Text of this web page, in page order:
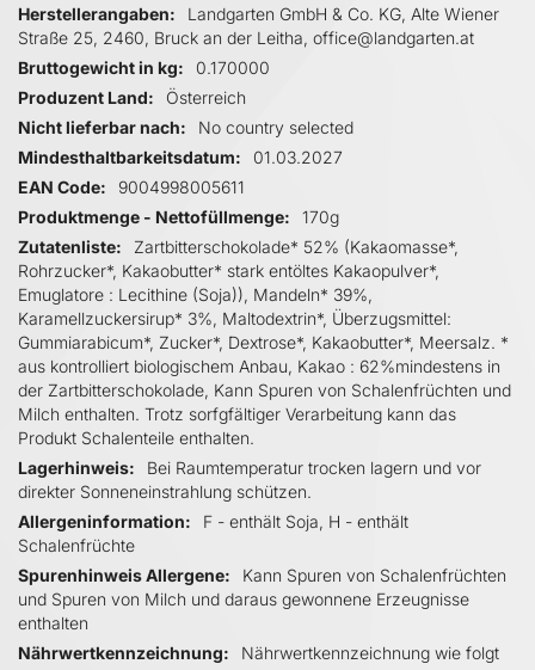
Herstellerangaben
Landgarten GmbH & Co. KG, Alte Wiener
Straße 25, 2460, Bruck an der Leitha, office@landgarten.at
Bruttogewicht in kg
0.170000
Produzent Land
Österreich
Nicht lieferbar nach
No country selected
Mindesthaltbarkeitsdatum
01.03.2027
EAN Code
9004998005611
Produktmenge - Nettofüllmenge
170g
Zutatenliste
Zartbitterschokolade* 52% (Kakaomasse*,
Rohrzucker*, Kakaobutter* stark entöltes Kakaopulver*,
Emuglatore : Lecithine (Soja)), Mandeln* 39%,
Karamellzuckersirup* 3%, Maltodextrin*, Überzugsmittel:
Gummiarabicum*, Zucker*, Dextrose*, Kakaobutter*, Meersalz. *
aus kontrolliert biologischem Anbau, Kakao : 62%mindestens in
der Zartbitterschokolade, Kann Spuren von Schalenfrüchten und
Milch enthalten. Trotz sorfgfältiger Verarbeitung kann das
Produkt Schalenteile enthalten.
Lagerhinweis
Bei Raumtemperatur trocken lagern und vor
direkter Sonneneinstrahlung schützen.
Allergeninformation
F - enthält Soja, H - enthält
Schalenfrüchte
Spurenhinweis Allergene
Kann Spuren von Schalenfrüchten
und Spuren von Milch und daraus gewonnene Erzeugnisse
enthalten
Nährwertkennzeichnung
Nährwertkennzeichnung wie folgt